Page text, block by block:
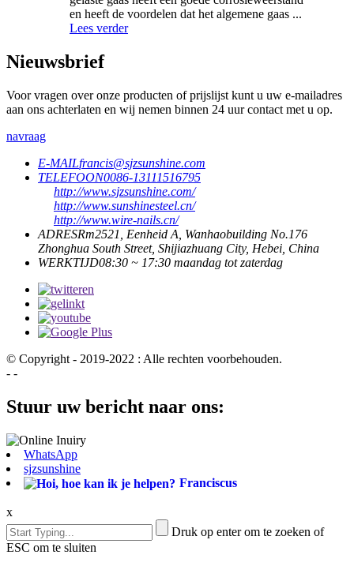
en heeft de voordelen dat het algemene gaas ...
Lees verder
Nieuwsbrief
Voor vragen over onze producten of prijslijst kunt u uw e-mailadres
aan ons achterlaten en wij nemen binnen 24 uur contact met u op.
navraag
E-MAILfrancis@sjzsunshine.com
TELEFOON0086-13111516795
http://www.sjzsunshine.com/
http://www.sunshinesteel.cn/
http://www.wire-nails.cn/
ADRESRm2521, Eenheid A, Wanhaobuilding No.176
Zhonghua South Street, Shijiazhuang City, Hebei, China
WERKTIJD08:30 ~ 17:30 maandag tot zaterdag
© Copyright - 2019-2022 : Alle rechten voorbehouden.
- -
Stuur uw bericht naar ons:
WhatsApp
sjzsunshine
Franciscus
x
Druk op enter om te zoeken of
ESC om te sluiten